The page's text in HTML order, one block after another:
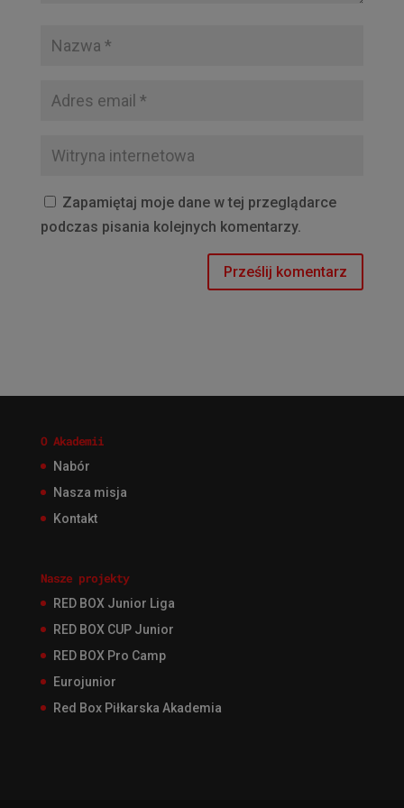
Zapamiętaj moje dane w tej przeglądarce
podczas pisania kolejnych komentarzy.
O Akademii
Nabór
Nasza misja
Kontakt
Nasze projekty
RED BOX Junior Liga
RED BOX CUP Junior
RED BOX Pro Camp
Eurojunior
Red Box Piłkarska Akademia